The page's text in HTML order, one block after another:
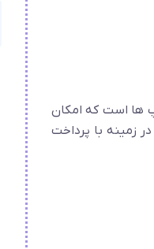
ها است که امکان
زمینه با پرداخت